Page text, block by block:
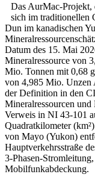
Das AurMac-Projekt,
sich im traditionellen
Dun im kanadischen
Datum des 15. Mai
Mineralressource von
Mio. Tonnen mit 0,68
von 4,985 Mio. Unzen
der Definition in den
Mineralressourcen
Verweis in NI 43-101
Quadratkilometer
von Mayo (Yukon)
Hauptverkehrsstraße
3-Phasen-
Mobilfunkabdeckung.